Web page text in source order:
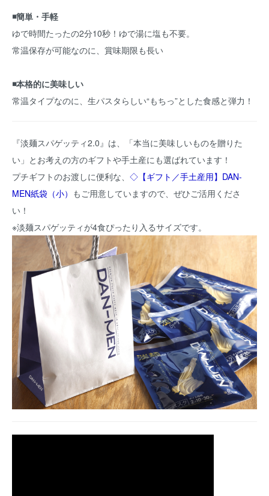
◾️簡単・手軽
ゆで時間たったの2分10秒！ゆで湯に塩も不要。
常温保存が可能なのに、賞味期限も長い
◾️本格的に美味しい
常温タイプなのに、生パスタらしい“もちっ”とした食感と弾力！
『淡麺スパゲッティ2.0』は、「本当に美味しいものを贈りた
い」とお考えの方のギフトや手土産にも選ばれています！
プチギフトのお渡しに便利な、 ◇【ギフト／手土産用】DAN-
MEN紙袋（小） もご用意していますので、ぜひご活用くださ
い！
※淡麺スパゲッティが4食ぴったり入るサイズです。